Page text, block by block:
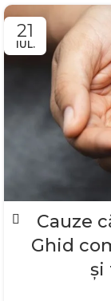
21
IUL.
Cauze
Ghid
și